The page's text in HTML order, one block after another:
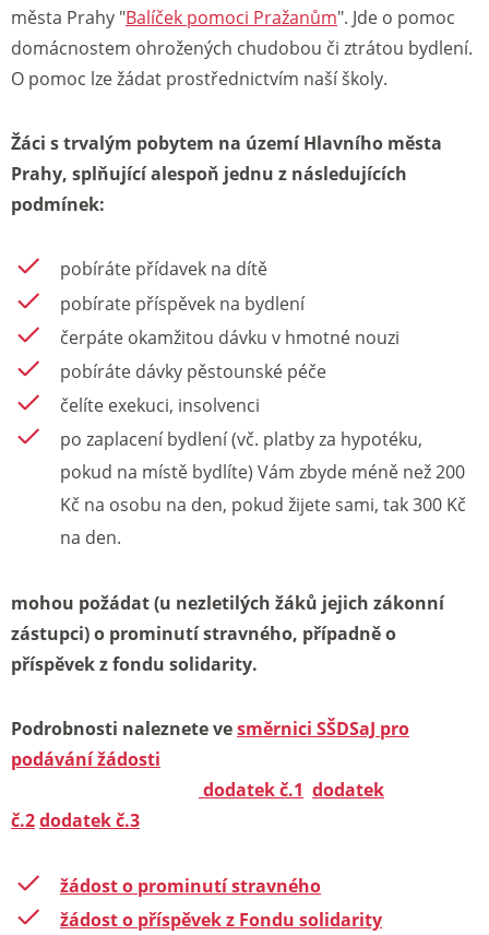
města Prahy "Balíček pomoci Pražanům". Jde o pomoc
domácnostem ohrožených chudobou či ztrátou bydlení.
O pomoc lze žádat prostřednictvím naší školy.
Žáci s trvalým pobytem na území Hlavního města
Prahy, splňující alespoň jednu z následujících
podmínek:
pobíráte přídavek na dítě
pobírate příspěvek na bydlení
čerpáte okamžitou dávku v hmotné nouzi
pobíráte dávky pěstounské péče
čelíte exekuci, insolvenci
po zaplacení bydlení (vč. platby za hypotéku,
pokud na místě bydlíte) Vám zbyde méně než 200
Kč na osobu na den, pokud žijete sami, tak 300 Kč
na den.
mohou požádat (u nezletilých žáků jejich zákonní
zástupci) o prominutí stravného, případně o
příspěvek z fondu solidarity.
Podrobnosti naleznete vesměrnici SŠDSaJ pro
podávání žádosti
dodatek č.1 dodatek
č.2dodatek č.3
žádost o prominutí stravného
žádost o příspěvek z Fondu solidarity